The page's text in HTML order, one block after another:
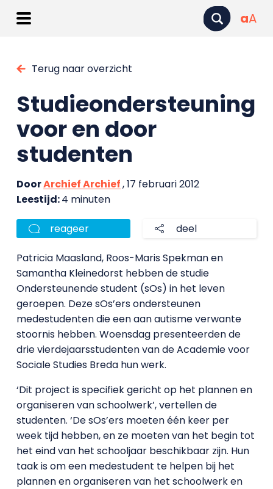
aA
Terug naar overzicht
Studieondersteuning
voor en door
studenten
DoorArchief Archief, 17 februari 2012
Leestijd:4 minuten
reageer deel
Patricia Maasland, Roos-Maris Spekman en
Samantha Kleinedorst hebben de studie
Ondersteunende student (sOs) in het leven
geroepen. Deze sOs’ers ondersteunen
medestudenten die een aan autisme verwante
stoornis hebben. Woensdag presenteerden de
drie vierdejaarsstudenten van de Academie voor
Sociale Studies Breda hun werk.
‘Dit project is specifiek gericht op het plannen en
organiseren van schoolwerk’, vertellen de
studenten. ‘De sOs’ers moeten één keer per
week tijd hebben, en ze moeten van het begin tot
het eind van het schooljaar beschikbaar zijn. Hun
taak is om een medestudent te helpen bij het
plannen en organiseren van het schoolwerk en